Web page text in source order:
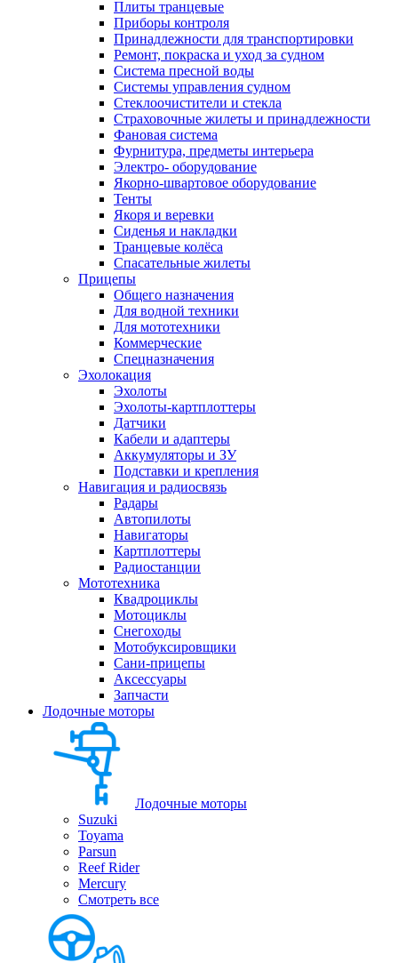
Плиты транцевые
Приборы контроля
Принадлежности для транспортировки
Ремонт, покраска и уход за судном
Система пресной воды
Системы управления судном
Стеклоочистители и стекла
Страховочные жилеты и принадлежности
Фановая система
Фурнитура, предметы интерьера
Электро- оборудование
Якорно-швартовое оборудование
Тенты
Якоря и веревки
Сиденья и накладки
Транцевые колёса
Спасательные жилеты
Прицепы
Общего назначения
Для водной техники
Для мототехники
Коммерческие
Спецназначения
Эхолокация
Эхолоты
Эхолоты-картплоттеры
Датчики
Кабели и адаптеры
Аккумуляторы и ЗУ
Подставки и крепления
Навигация и радиосвязь
Радары
Автопилоты
Навигаторы
Картплоттеры
Радиостанции
Мототехника
Квадроциклы
Мотоциклы
Снегоходы
Мотобуксировщики
Сани-прицепы
Аксессуары
Запчасти
Лодочные моторы
Лодочные моторы
Suzuki
Toyama
Parsun
Reef Rider
Mercury
Смотреть все